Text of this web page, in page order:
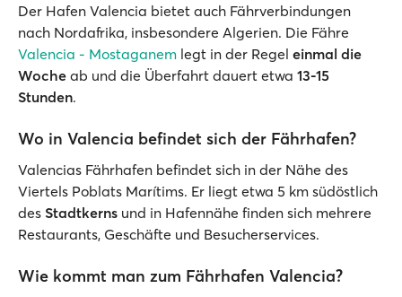
Der Hafen Valencia bietet auch Fährverbindungen
nach Nordafrika, insbesondere Algerien. Die Fähre
Valencia - Mostaganem legt in der Regel einmal die
Woche ab und die Überfahrt dauert etwa 13-15
Stunden.
Wo in Valencia befindet sich der Fährhafen?
Valencias Fährhafen befindet sich in der Nähe des
Viertels Poblats Marítims. Er liegt etwa 5 km südöstlich
des Stadtkerns und in Hafennähe finden sich mehrere
Restaurants, Geschäfte und Besucherservices.
Wie kommt man zum Fährhafen Valencia?